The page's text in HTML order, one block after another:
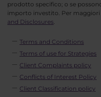
prodotto specifico; o se
importo investito. Per
and Disclosures.
Terms and Conditions
Terms of use for Strategies
Client Complaints policy
Conflicts of Interest Policy
Client Classification policy